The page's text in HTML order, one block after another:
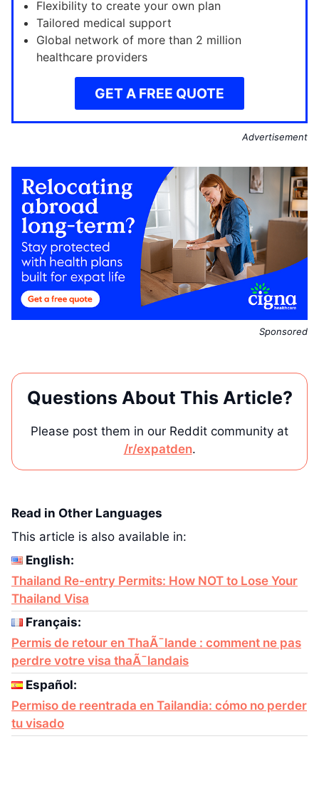
Flexibility to create your own plan
Tailored medical support
Global network of more than 2 million
healthcare providers
GET A FREE QUOTE
Advertisement
Sponsored
Questions About This Article?
Please post them in our Reddit community at
/r/expatden.
Read in Other Languages
This article is also available in:
English:
Thailand Re-entry Permits: How NOT to Lose Your
Thailand Visa
Français:
Permis de retour en ThaÃ¯lande : comment ne pas
perdre votre visa thaÃ¯landais
Español:
Permiso de reentrada en Tailandia: cómo no perder
tu visado